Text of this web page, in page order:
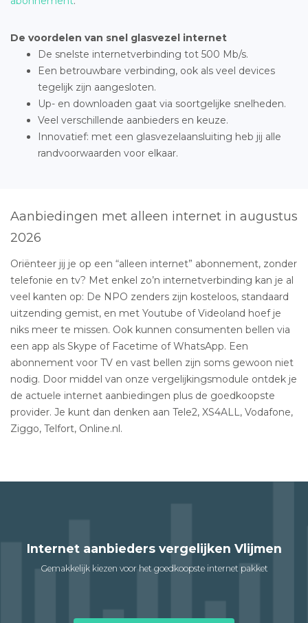
De voordelen van snel glasvezel internet
De snelste internetverbinding tot 500 Mb/s.
Een betrouwbare verbinding, ook als veel devices
tegelijk zijn aangesloten.
Up- en downloaden gaat via soortgelijke snelheden.
Veel verschillende aanbieders en keuze.
Innovatief: met een glasvezelaansluiting heb jij alle
randvoorwaarden voor elkaar.
Aanbiedingen met alleen internet in augustus
2026
Oriënteer jij je op een “alleen internet” abonnement, zonder
telefonie en tv? Met enkel zo’n internetverbinding kan je al
veel kanten op: De NPO zenders zijn kosteloos, standaard
uitzending gemist, en met Youtube of Videoland hoef je
niks meer te missen. Ook kunnen consumenten bellen via
een app als Skype of Facetime of WhatsApp. Een
abonnement voor TV en vast bellen zijn soms gewoon niet
nodig. Door middel van onze vergelijkingsmodule ontdek je
de actuele internet aanbiedingen plus de goedkoopste
provider. Je kunt dan denken aan Tele2, XS4ALL, Vodafone,
Ziggo, Telfort, Online.nl.
Internet aanbieders vergelijken Vlijmen
Gemakkelijk kiezen voor het goedkoopste internet pakket